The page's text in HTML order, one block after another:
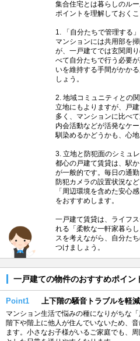
集合住宅とは暮らしのル
ポイントを理解しておくこ
1. 「自分たちで管理する
マンションには共用部を
が、一戸建てでは玄関周
べて自分たちで行う必要
いを維持する手間がかか
しょう。
2. 地域コミュニティとの関
立地にもよりますが、戸
多く、マンションに比べ
内会活動などが活発なケ
馴染めるかどうかも、心
3. 立地と防犯面のシミュ
都心の戸建て賃貸は、駅
が一般的です。毎日の通
防犯カメラの設置状況な
「周辺環境を含めた安心
をおすすめします。
一戸建て賃貸は、ライフ
れる「柔軟な一軒家暮ら
スを考えながら、自分た
つけましょう。
一戸建ての物件のおすすめポイン
Point1 上下階の騒音トラブルを軽
マンション生活で悩みの種になりがちな
階下や階上に他人が住んでいないため、
ます。小さなお子様がいるご家庭でも、